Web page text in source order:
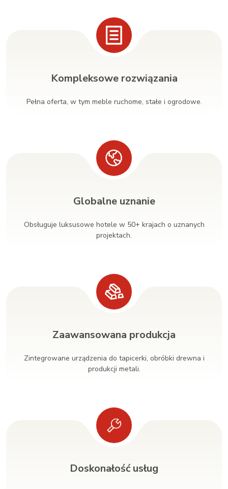
Kompleksowe rozwiązania
Pełna oferta, w tym meble ruchome, stałe i ogrodowe.
Globalne uznanie
Obsługuje luksusowe hotele w 50+ krajach o uznanych
projektach.
Zaawansowana produkcja
Zintegrowane urządzenia do tapicerki, obróbki drewna i
produkcji metali.
Doskonałość usług